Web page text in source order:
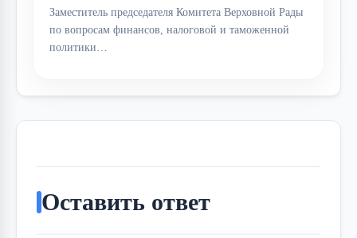
Заместитель председателя Комитета Верховной Рады
по вопросам финансов, налоговой и таможенной
политики…
Оставить ответ